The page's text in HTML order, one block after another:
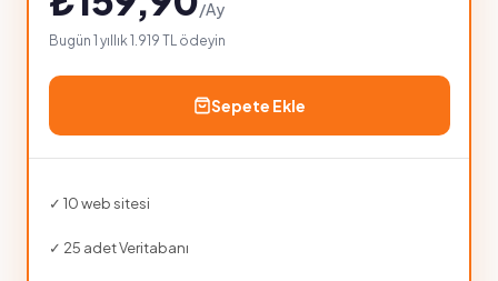
/Ay
Bugün 1 yıllık 1.919 TL ödeyin
Sepete Ekle
✓ 10 web sitesi
✓ 25 adet Veritabanı